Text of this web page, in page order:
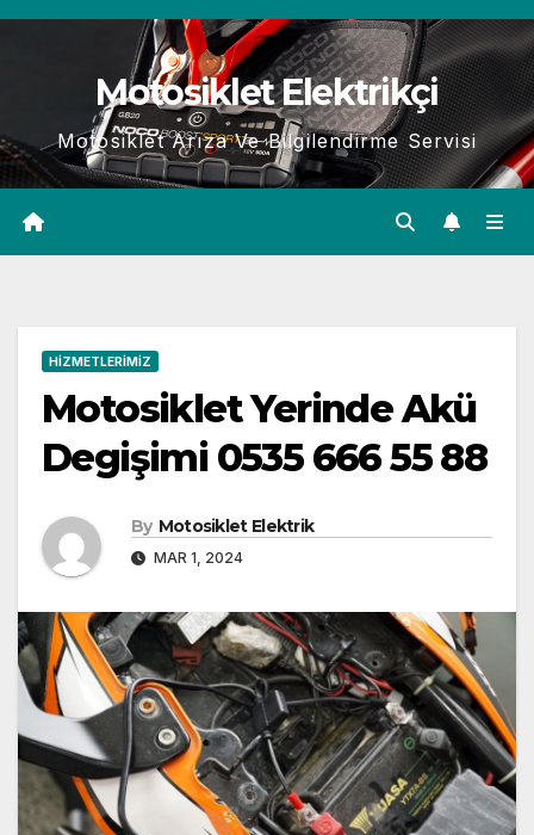
Skip
Motosiklet Elektrikçi
Motosiklet Arıza Ve Bilgilendirme Servisi
HIZMETLERIMIZ
Motosiklet Yerinde Akü
Degişimi 0535 666 55 88
By Motosiklet Elektrik
MAR 1, 2024